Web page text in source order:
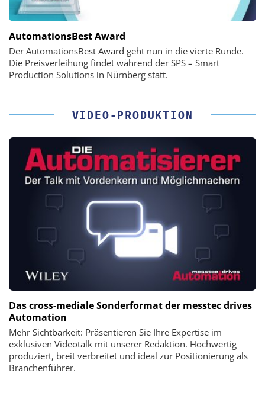
AutomationsBest Award
Der AutomationsBest Award geht nun in die vierte Runde.
Die Preisverleihung findet während der SPS – Smart
Production Solutions in Nürnberg statt.
VIDEO-PRODUKTION
Das cross-mediale Sonderformat der messtec drives
Automation
Mehr Sichtbarkeit: Präsentieren Sie Ihre Expertise im
exklusiven Videotalk mit unserer Redaktion. Hochwertig
produziert, breit verbreitet und ideal zur Positionierung als
Branchenführer.